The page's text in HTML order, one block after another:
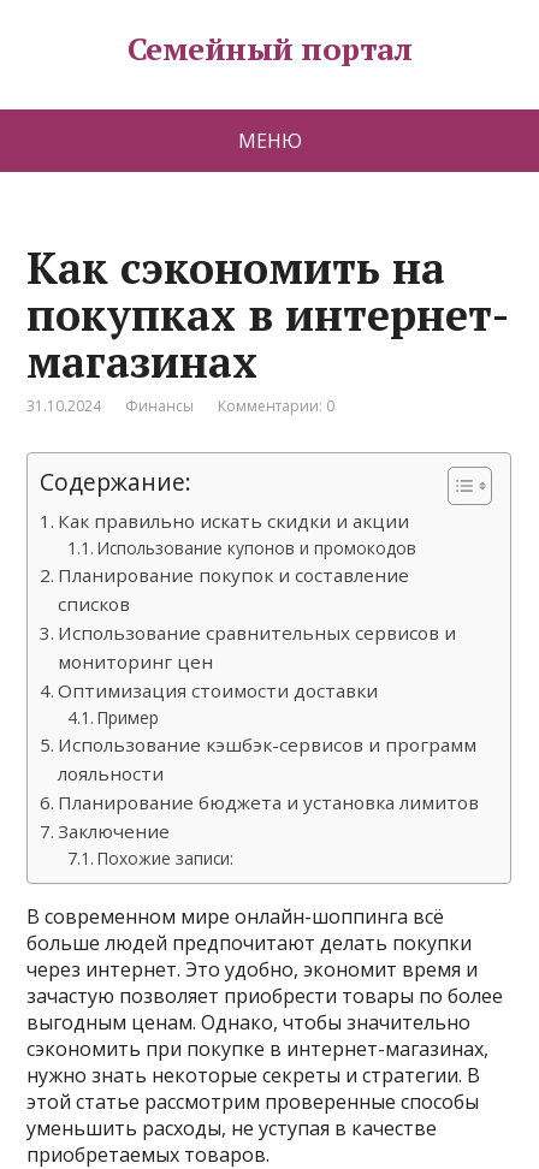
Семейный портал
МЕНЮ
Как сэкономить на
покупках в интернет-
магазинах
31.10.2024 Финансы Комментарии: 0
Содержание:
Как правильно искать скидки и акции
Использование купонов и промокодов
Планирование покупок и составление
списков
Использование сравнительных сервисов и
мониторинг цен
Оптимизация стоимости доставки
Пример
Использование кэшбэк-сервисов и программ
лояльности
Планирование бюджета и установка лимитов
Заключение
Похожие записи:
В современном мире онлайн-шоппинга всё
больше людей предпочитают делать покупки
через интернет. Это удобно, экономит время и
зачастую позволяет приобрести товары по более
выгодным ценам. Однако, чтобы значительно
сэкономить при покупке в интернет-магазинах,
нужно знать некоторые секреты и стратегии. В
этой статье рассмотрим проверенные способы
уменьшить расходы, не уступая в качестве
приобретаемых товаров.